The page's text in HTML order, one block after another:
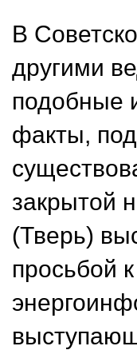
В
другими
подобные
факты,
закрытой
(Тверь)
просьбой